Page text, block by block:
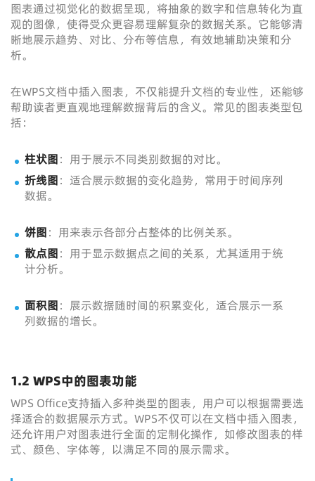
图表通过视觉化的数据呈现，将抽象的数字和信息转化为直
观的图像，使得受众更容易理解复杂的数据关系。它能够清
晰地展示趋势、对比、分布等信息，有效地辅助决策和分
析。
在WPS文档中插入图表，不仅能提升文档的专业性，还能够
帮助读者更直观地理解数据背后的含义。常见的图表类型包
括：
柱状图：用于展示不同类别数据的对比。
折线图：适合展示数据的变化趋势，常用于时间序列
数据。
饼图：用来表示各部分占整体的比例关系。
散点图：用于显示数据点之间的关系，尤其适用于统
计分析。
面积图：展示数据随时间的积累变化，适合展示一系
列数据的增长。
1.2 WPS中的图表功能
WPS Office支持插入多种类型的图表，用户可以根据需要选
择适合的数据展示方式。WPS不仅可以在文档中插入图表，
还允许用户对图表进行全面的定制化操作，如修改图表的样
式、颜色、字体等，以满足不同的展示需求。